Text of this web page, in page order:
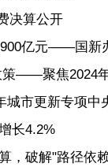
决算公开
亿元——国新
策——聚焦2024
城市更新专项中
长4.2%
，破解"路径依